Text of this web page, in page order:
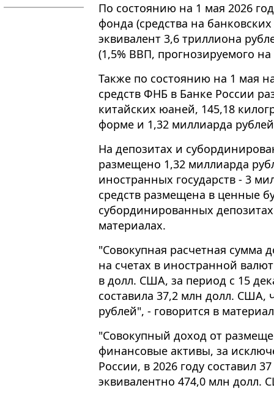
По состоянию на 1 мая 2026
фонда (средства на
эквивалент 3,6 триллиона
(1,5% ВВП, прогнозируемого на
Также по состоянию на 1 мая
средств ФНБ в Банке России
китайских юаней, 145,18
форме и 1,32 миллиарда
На депозитах и
размещено 1,32 миллиарда
иностранных государств - 3
средств размещена в ценные
субординированных
материалах.
"Совокупная расчетная сумма
на счетах в иностранной
в долл. США, за период с 15
составила 37,2 млн долл. США,
рублей", - говорится в
"Совокупный доход от
финансовые активы, за
России, в 2026 году составил
эквивалентно 474,0 млн